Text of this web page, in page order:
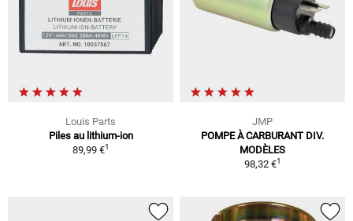
Louis Parts
Piles au lithium-ion
89,99 €1
JMP
POMPE À CARBURANT DIV.
MODÈLES
98,32 €1